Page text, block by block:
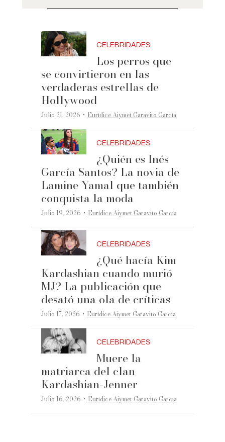
CELEBRIDADES
Los perros que
se convirtieron en las
verdaderas estrellas de
Hollywood
Julio 21, 2026 ·Eurídice Aiymet Garavito García
CELEBRIDADES
¿Quién es Inés
García Santos? La novia de
Lamine Yamal que también
conquista la moda
Julio 19, 2026 ·Eurídice Aiymet Garavito García
CELEBRIDADES
¿Qué hacía Kim
Kardashian cuando murió
MJ? La publicación que
desató una ola de críticas
Julio 17, 2026 ·Eurídice Aiymet Garavito García
CELEBRIDADES
Muere la
matriarca del clan
Kardashian-Jenner
Julio 16, 2026 ·Eurídice Aiymet Garavito García